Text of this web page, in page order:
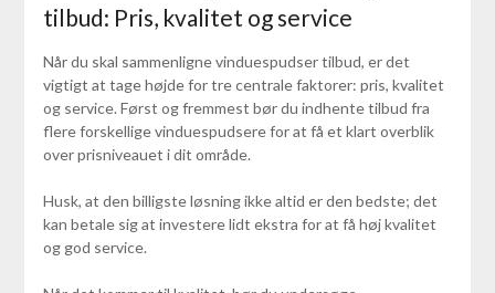
tilbud: Pris, kvalitet og service
Når du skal sammenligne vinduespudser tilbud, er det
vigtigt at tage højde for tre centrale faktorer: pris, kvalitet
og service. Først og fremmest bør du indhente tilbud fra
flere forskellige vinduespudsere for at få et klart overblik
over prisniveauet i dit område.
Husk, at den billigste løsning ikke altid er den bedste; det
kan betale sig at investere lidt ekstra for at få høj kvalitet
og god service.